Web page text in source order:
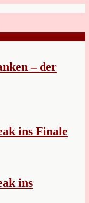
– der
ins Finale
ins